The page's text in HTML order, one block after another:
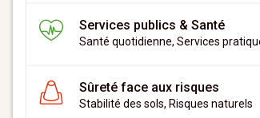
Services publics & Santé
Santé quotidienne, Services
Sûreté face aux risques
Stabilité des sols, Risques naturels